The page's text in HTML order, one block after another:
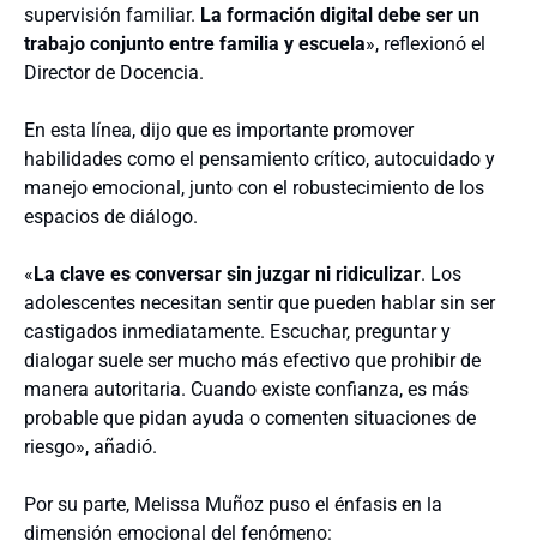
supervisión familiar. La formación digital debe ser un
trabajo conjunto entre familia y escuela», reflexionó el
Director de Docencia.
En esta línea, dijo que es importante promover
habilidades como el pensamiento crítico, autocuidado y
manejo emocional, junto con el robustecimiento de los
espacios de diálogo.
« La clave es conversar sin juzgar ni ridiculizar. Los
adolescentes necesitan sentir que pueden hablar sin ser
castigados inmediatamente. Escuchar, preguntar y
dialogar suele ser mucho más efectivo que prohibir de
manera autoritaria. Cuando existe confianza, es más
probable que pidan ayuda o comenten situaciones de
riesgo», añadió.
Por su parte, Melissa Muñoz puso el énfasis en la
dimensión emocional del fenómeno: